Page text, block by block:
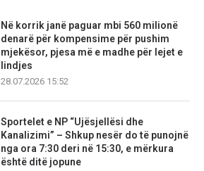
Në korrik janë paguar mbi 560 milionë
denarë për kompensime për pushim
mjekësor, pjesa më e madhe për lejet e
lindjes
28.07.2026 15:52
Sportelet e NP “Ujësjellësi dhe
Kanalizimi” – Shkup nesër do të punojnë
nga ora 7:30 deri në 15:30, e mërkura
është ditë jopune